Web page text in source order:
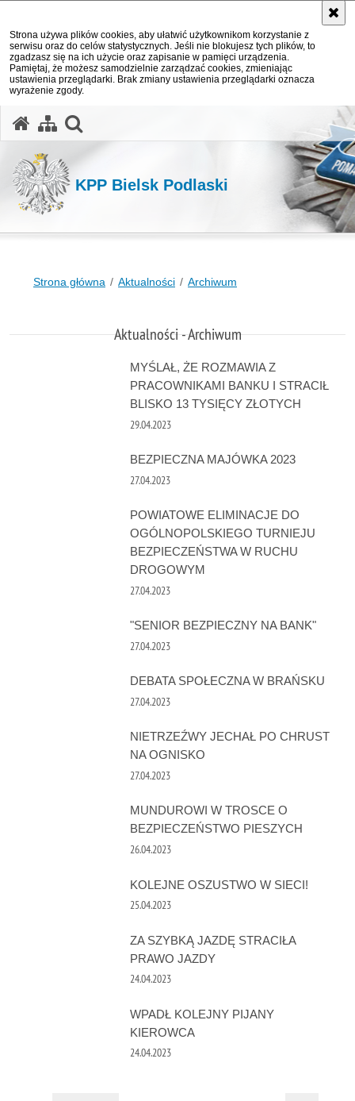
Strona używa plików cookies, aby ułatwić użytkownikom korzystanie z
serwisu oraz do celów statystycznych. Jeśli nie blokujesz tych plików, to
zgadzasz się na ich użycie oraz zapisanie w pamięci urządzenia.
Pamiętaj, że możesz samodzielnie zarządzać cookies, zmieniając
ustawienia przeglądarki. Brak zmiany ustawienia przeglądarki oznacza
wyrażenie zgody.
KPP Bielsk Podlaski
Strona główna Aktualności Archiwum
Aktualności - Archiwum
MYŚLAŁ, ŻE ROZMAWIA Z
PRACOWNIKAMI BANKU I STRACIŁ
BLISKO 13 TYSIĘCY ZŁOTYCH
29.04.2023
BEZPIECZNA MAJÓWKA 2023
27.04.2023
POWIATOWE ELIMINACJE DO
OGÓLNOPOLSKIEGO TURNIEJU
BEZPIECZEŃSTWA W RUCHU
DROGOWYM
27.04.2023
"SENIOR BEZPIECZNY NA BANK"
27.04.2023
DEBATA SPOŁECZNA W BRAŃSKU
27.04.2023
NIETRZEŹWY JECHAŁ PO CHRUST
NA OGNISKO
27.04.2023
MUNDUROWI W TROSCE O
BEZPIECZEŃSTWO PIESZYCH
26.04.2023
KOLEJNE OSZUSTWO W SIECI!
25.04.2023
ZA SZYBKĄ JAZDĘ STRACIŁA
PRAWO JAZDY
24.04.2023
WPADŁ KOLEJNY PIJANY
KIEROWCA
24.04.2023